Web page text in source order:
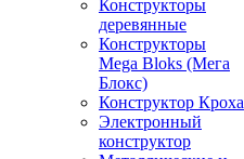
Конструкторы
деревянные
Конструкторы
Mega Bloks (Мега
Блокс)
Конструктор Кроха
Электронный
конструктор